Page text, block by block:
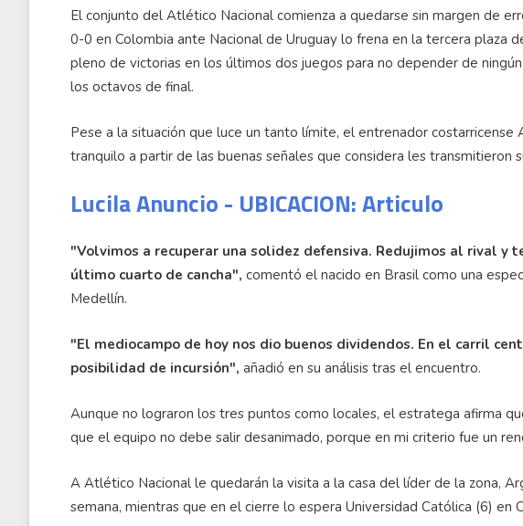
El conjunto del Atlético Nacional comienza a quedarse sin margen de
0-0 en Colombia ante Nacional de Uruguay lo frena en la tercera plaza
pleno de victorias en los últimos dos juegos para no depender de
los octavos de final.
Pese a la situación que luce un tanto límite, el entrenador
tranquilo a partir de las buenas señales que considera les transmitieron
Lucila Anuncio - UBICACION: Articulo
"Volvimos a recuperar una solidez defensiva. Redujimos al rival y
último cuarto de cancha", comentó el nacido en Brasil como una
Medellín.
"El mediocampo de hoy nos dio buenos dividendos. En el carril
posibilidad de incursión", añadió en su análisis tras el encuentro.
Aunque no lograron los tres puntos como locales, el estratega afirma
que el equipo no debe salir desanimado, porque en mi criterio fue un
A Atlético Nacional le quedarán la visita a la casa del líder de la zona,
semana, mientras que en el cierre lo espera Universidad Católica (6) en